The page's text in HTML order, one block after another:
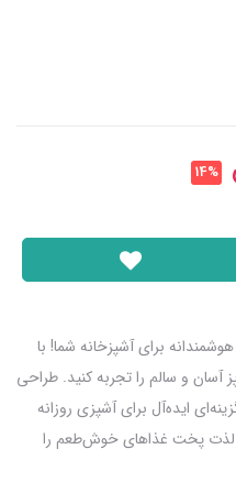
14%
تیتان سایز ۳۰ انتخابی هوشمندانه برای آشپزخانه‌ شما! با
و سالم را تجربه کنید. طراحی
ایده‌آل برای آشپزی روزانه
لذت پخت غذاهای خوش‌طعم را